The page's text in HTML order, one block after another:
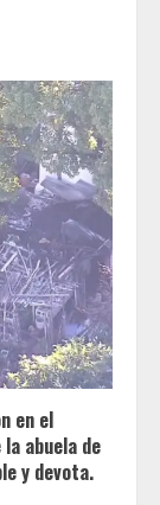
en el
abuela de
y devota.